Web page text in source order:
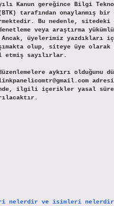
Kanun gereğince Bilgi
tarafından onaylanmış bir
Bu nedenle,
veya araştırma
Ancak, üyelerimiz yazdıkları
olup, siteye üye olarak
etmiş sayılırlar.
aykırı olduğunu
ilgili içerikler yasal
nelerdir ve isimleri